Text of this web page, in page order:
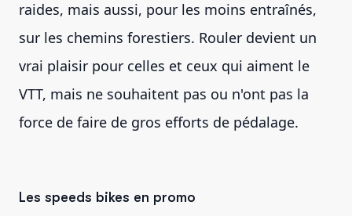
raides, mais aussi, pour les moins entraînés,
sur les chemins forestiers. Rouler devient un
vrai plaisir pour celles et ceux qui aiment le
VTT, mais ne souhaitent pas ou n'ont pas la
force de faire de gros efforts de pédalage.
Les speeds bikes en promo